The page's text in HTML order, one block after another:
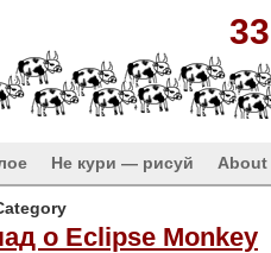
Не кури — рисуй About
о Eclipse Monkey